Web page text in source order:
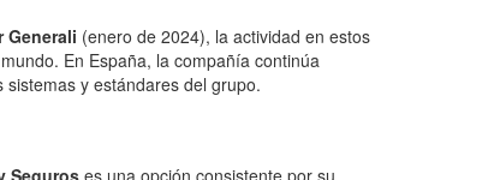
(enero de 2024), la actividad en estos
En España, la compañía continúa
y estándares del grupo.
Seguros es una opción consistente por su